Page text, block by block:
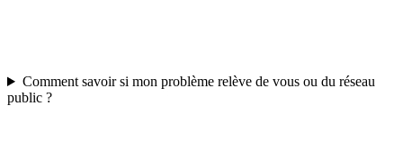
Comment savoir si mon problème relève de vous ou du réseau
public ?